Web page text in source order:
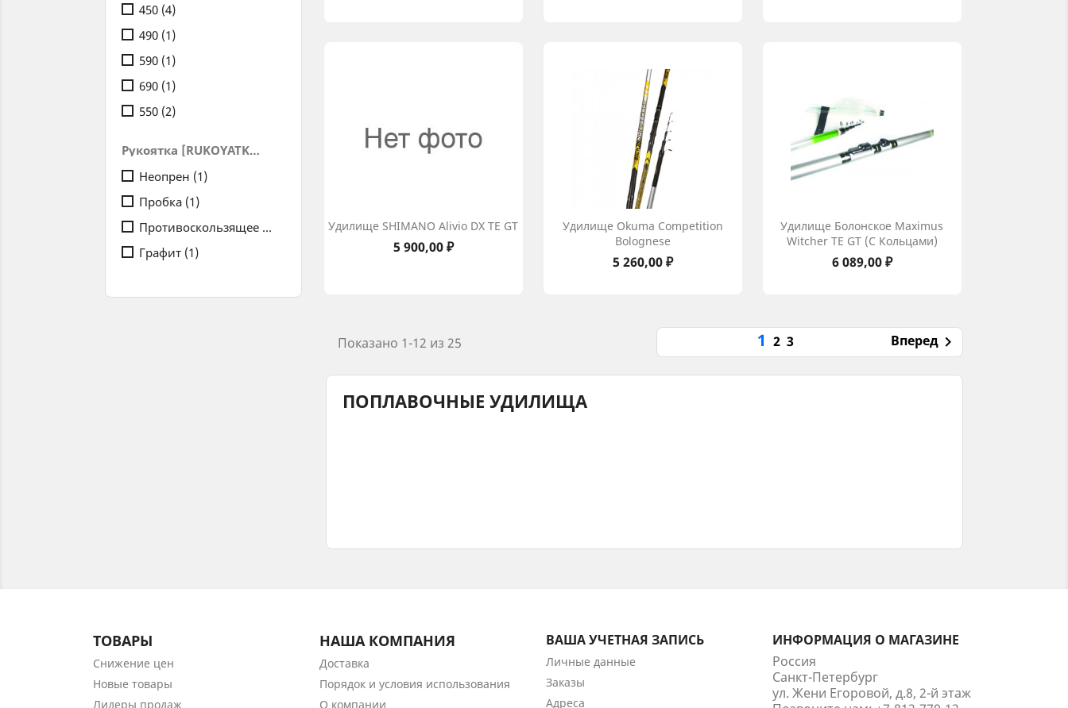
450 (4)
490 (1)
590 (1)
690 (1)
550 (2)
Рукоятка [RUKOYATKA]
Неопрен (1)
Пробка (1)
Противоскользящее покрытие
(8)
Графит (1)
Удилище SHIMANO Alivio DX TE GT
Цена
5 900,00 ₽
Удилище Okuma Competition
Bolognese
Цена
5 260,00 ₽
Удилище Болонское Maximus
Witcher TE GT (с Кольцами)
Цена
6 089,00 ₽
Показано 1-12 из 25 1 2 3 Вперед
ПОПЛАВОЧНЫЕ УДИЛИЩА
ТОВАРЫ
Снижение цен
Новые товары
Лидеры продаж
НАША КОМПАНИЯ
Доставка
Порядок и условия использования
О компании
ВАША УЧЕТНАЯ ЗАПИСЬ
Личные данные
Заказы
Адреса
ИНФОРМАЦИЯ О МАГАЗИНЕ
Россия
Санкт-Петербург
ул. Жени Егоровой, д.8, 2-й этаж